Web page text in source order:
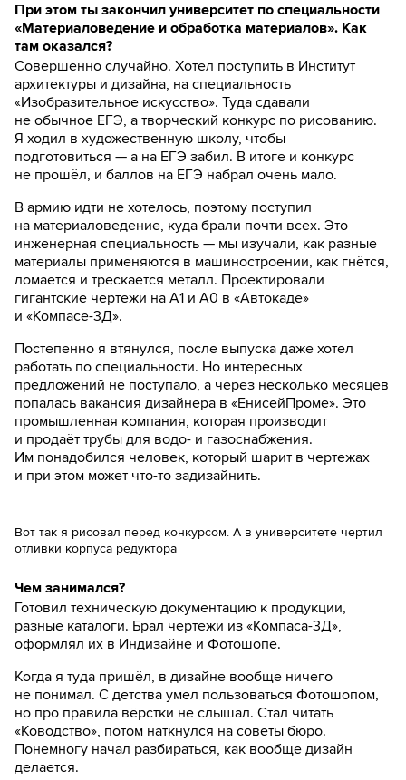
При этом ты закончил университет по специальности
«Материаловедение и обработка материалов». Как
там оказался?
Совершенно случайно. Хотел поступить в Институт
архитектуры и дизайна, на специальность
«Изобразительное искусство». Туда сдавали
не обычное ЕГЭ, а творческий конкурс по рисованию.
Я ходил в художественную школу, чтобы
подготовиться — а на ЕГЭ забил. В итоге и конкурс
не прошёл, и баллов на ЕГЭ набрал очень мало.
В армию идти не хотелось, поэтому поступил
на материаловедение, куда брали почти всех. Это
инженерная специальность — мы изучали, как разные
материалы применяются в машиностроении, как гнётся,
ломается и трескается металл. Проектировали
гигантские чертежи на А1 и А0 в «Автокаде»
и «Компасе-3Д».
Постепенно я втянулся, после выпуска даже хотел
работать по специальности. Но интересных
предложений не поступало, а через несколько месяцев
попалась вакансия дизайнера в «ЕнисейПроме». Это
промышленная компания, которая производит
и продаёт трубы для водо- и газоснабжения.
Им понадобился человек, который шарит в чертежах
и при этом может что-то задизайнить.
Вот так я рисовал перед конкурсом. А в университете чертил
отливки корпуса редуктора
Чем занимался?
Готовил техническую документацию к продукции,
разные каталоги. Брал чертежи из «Компаса-3Д»,
оформлял их в Индизайне и Фотошопе.
Когда я туда пришёл, в дизайне вообще ничего
не понимал. С детства умел пользоваться Фотошопом,
но про правила вёрстки не слышал. Стал читать
«Ководство», потом наткнулся на советы бюро.
Понемногу начал разбираться, как вообще дизайн
делается.